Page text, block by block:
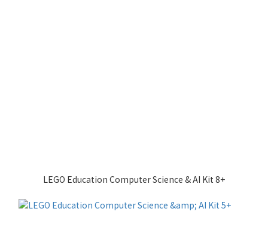
LEGO Education Computer Science & AI Kit 8+